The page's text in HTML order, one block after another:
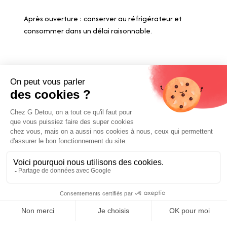
Prix :
Home Wishlist
Après ouverture : conserver au réfrigérateur et
consommer dans un délai raisonnable.
Liens utiles
Livraison et paiements
Nos engagements
Conditions générales de vente
Boutique Lyon